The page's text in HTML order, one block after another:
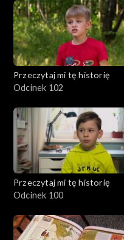
Przeczytaj mi tę historię
Odcinek 102
Przeczytaj mi tę historię
Odcinek 100